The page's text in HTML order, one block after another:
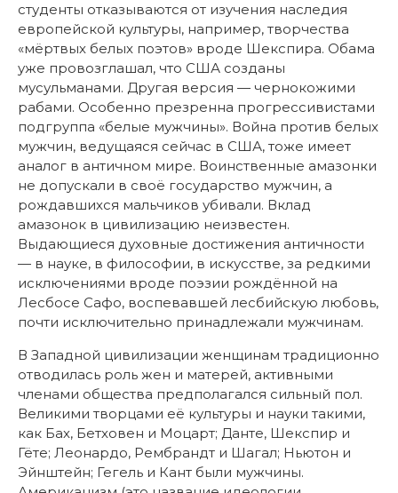
студенты отказываются от изучения наследия
европейской культуры, например, творчества
«мёртвых белых поэтов» вроде Шекспира. Обама
уже провозглашал, что США созданы
мусульманами. Другая версия — чернокожими
рабами. Особенно презренна прогрессивистами
подгруппа «белые мужчины». Война против белых
мужчин, ведущаяся сейчас в США, тоже имеет
аналог в античном мире. Воинственные амазонки
не допускали в своё государство мужчин, а
рождавшихся мальчиков убивали. Вклад
амазонок в цивилизацию неизвестен.
Выдающиеся духовные достижения античности
— в науке, в философии, в искусстве, за редкими
исключениями вроде поэзии рождённой на
Лесбосе Сафо, воспевавшей лесбийскую любовь,
почти исключительно принадлежали мужчинам.
В Западной цивилизации женщинам традиционно
отводилась роль жен и матерей, активными
членами общества предполагался сильный пол.
Великими творцами её культуры и науки такими,
как Бах, Бетховен и Моцарт; Данте, Шекспир и
Гёте; Леонардо, Рембрандт и Шагал; Ньютон и
Эйнштейн; Гегель и Кант были мужчины.